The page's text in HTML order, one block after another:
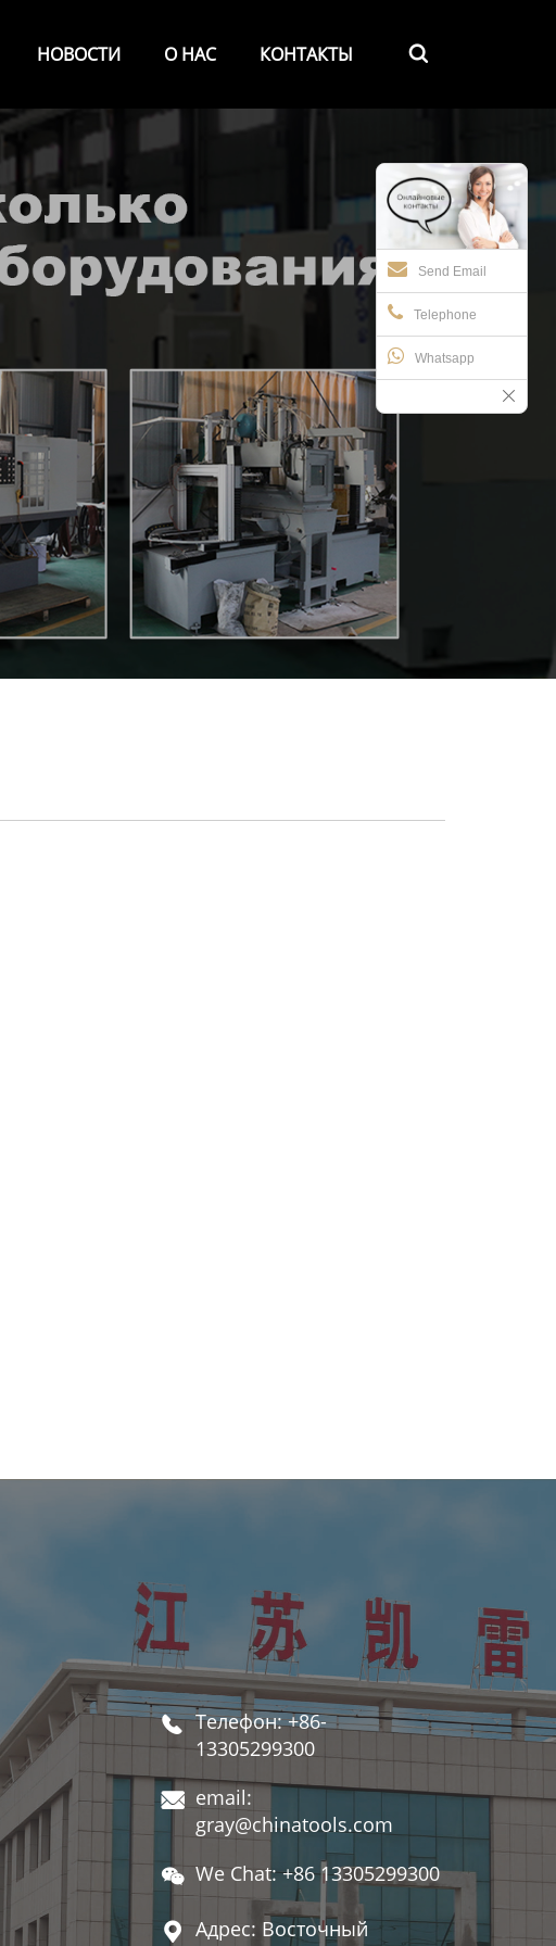
НОВОСТИ О НАС КОНТАКТЫ 
Send Email
Telephone
Whatsapp
 Телефон: +86-
13305299300
 email:
gray@chinatools.com
 We Chat: +86 13305299300
 Адрес: Восточный